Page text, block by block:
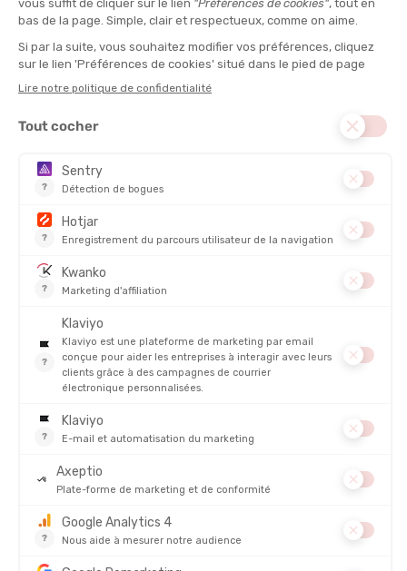
“Vous passez vos journées en ville pendant les mois
chauds et vous voulez rester élégant tout en évitant la
avec une bonne évacuation de l'humidité et une coupe
randonnées techniques en forêt ou les efforts prolongés
COMPOSITION PRINCIPALE :
DISCIPLINE :Bivouac, Lifestyle, Randonnée
CONFORT
À QUI S'ADRESSE CETTE CHEMISE SKYLINE MC ?
COMMENT LA SITUER DANS VOTRE CHOIX ?
NOTRE AVIS SUR LA CHEMISE SKYLINE MC
FOIRE AUX QUESTIONS
PRODUITS SIMILAIRES